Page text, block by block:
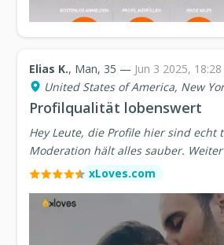
Elias K., Man, 35 — Jun 3 2025, 18:28
United States of America, New
Profilqualität lobenswert
Hey Leute, die Profile hier sind echt
Moderation hält alles sauber. Weiter
xLoves.com